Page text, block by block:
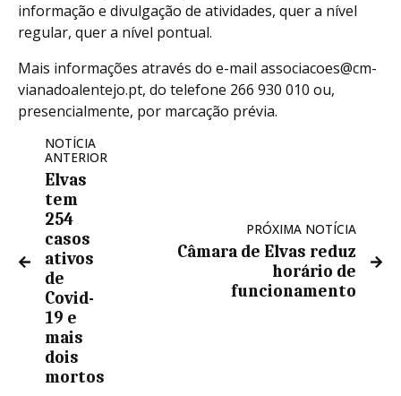
informação e divulgação de atividades, quer a nível
regular, quer a nível pontual.
Mais informações através do e-mail associacoes@cm-
vianadoalentejo.pt, do telefone 266 930 010 ou,
presencialmente, por marcação prévia.
NOTÍCIA
ANTERIOR
Elvas
tem
254
casos
ativos
de
Covid-
19 e
mais
dois
mortos
PRÓXIMA NOTÍCIA
Câmara de Elvas reduz
horário de
funcionamento